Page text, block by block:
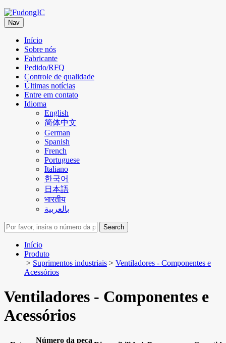
Nav
Início
Sobre nós
Fabricante
Pedido/RFQ
Controle de qualidade
Últimas notícias
Entre em contato
Idioma
English
简体中文
German
Spanish
French
Portuguese
Italiano
한국어
日本語
भारतीय
بالعربية
Search
Início
Produto
> Suprimentos industriais > Ventiladores - Componentes e
Acessórios
Ventiladores - Componentes e
Acessórios
Número da peça